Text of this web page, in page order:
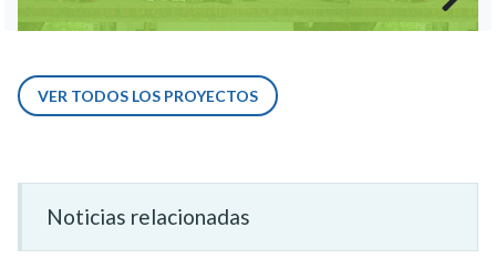
VER TODOS LOS PROYECTOS
Noticias relacionadas